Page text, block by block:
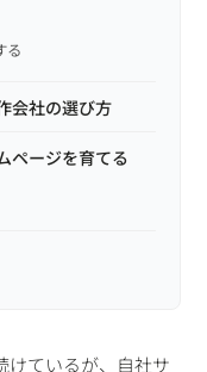
る
会社の選び方
ページを育てる
けているが、自社サ